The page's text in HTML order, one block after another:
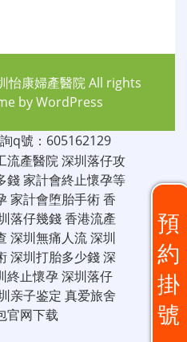
預
約
掛
號
怡康婦產醫院All rights
byWordPress
q號：605162129
流產醫院深圳落仔攻
錢家計會終止懷孕等
家計會堕胎手術香
落仔幾錢香港流產
深圳無痛人流深圳
深圳打胎多少錢深
終止懷孕深圳落仔
亲子鉴定 真爱旅舍
官网下载